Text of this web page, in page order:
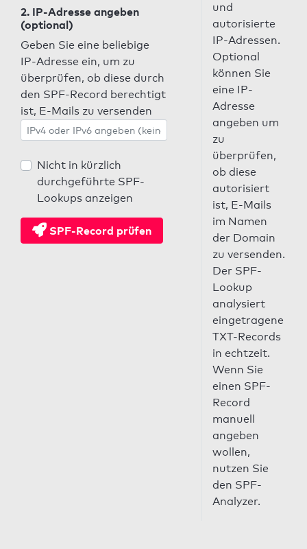
2. IP-Adresse angeben
(optional)
Geben Sie eine beliebige
IP-Adresse ein, um zu
überprüfen, ob diese durch
den SPF-Record berechtigt
ist, E-Mails zu versenden
Nicht in kürzlich
durchgeführte SPF-
Lookups anzeigen
SPF-Record prüfen
und
autorisierte
IP-Adressen.
Optional
können Sie
eine IP-
Adresse
angeben um
zu
überprüfen,
ob diese
autorisiert
ist, E-Mails
im Namen
der Domain
zu versenden.
Der SPF-
Lookup
analysiert
eingetragene
TXT-Records
in echtzeit.
Wenn Sie
einen SPF-
Record
manuell
angeben
wollen,
nutzen Sie
den SPF-
Analyzer.